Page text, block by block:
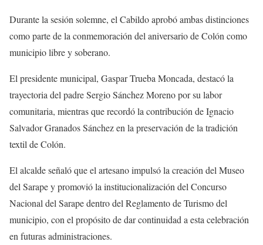
Durante la sesión solemne, el Cabildo aprobó ambas distinciones
como parte de la conmemoración del aniversario de Colón como
municipio libre y soberano.
El presidente municipal, Gaspar Trueba Moncada, destacó la
trayectoria del padre Sergio Sánchez Moreno por su labor
comunitaria, mientras que recordó la contribución de Ignacio
Salvador Granados Sánchez en la preservación de la tradición
textil de Colón.
El alcalde señaló que el artesano impulsó la creación del Museo
del Sarape y promovió la institucionalización del Concurso
Nacional del Sarape dentro del Reglamento de Turismo del
municipio, con el propósito de dar continuidad a esta celebración
en futuras administraciones.